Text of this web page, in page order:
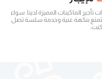
الماكينات المميزة لدينا. سواء
بنكهة غنية وخدمة سلسة تصل
كنت.